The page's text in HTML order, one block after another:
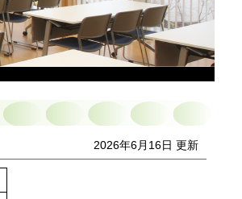
2026年6月16日 更新